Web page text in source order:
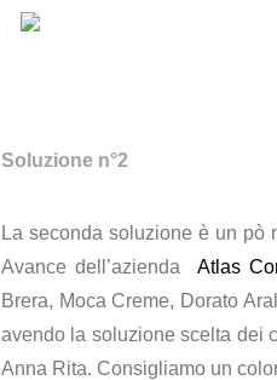
Soluzione n°2
La seconda soluzione è un pò
Avance dell’azienda Atlas
Brera, Moca Creme, Dorato
avendo la soluzione scelta dei
Anna Rita. Consigliamo un